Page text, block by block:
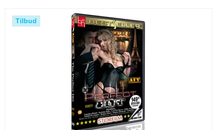
Tilbud